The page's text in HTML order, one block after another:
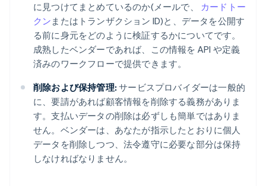
に見つけてまとめているのか(メールで、 カードトー
クン またはトランザクション ID)と、データを公開す
る前に身元をどのように検証するかについてです。
成熟したベンダーであれば、この情報を API や定義
済みのワークフローで提供できます。
削除および保持管理: サービスプロバイダーは一般的
に、要請があれば顧客情報を削除する義務がありま
す。支払いデータの削除は必ずしも簡単ではありま
せん。ベンダーは、あなたが指示したとおりに個人
データを削除しつつ、法令遵守に必要な部分は保持
しなければなりません。